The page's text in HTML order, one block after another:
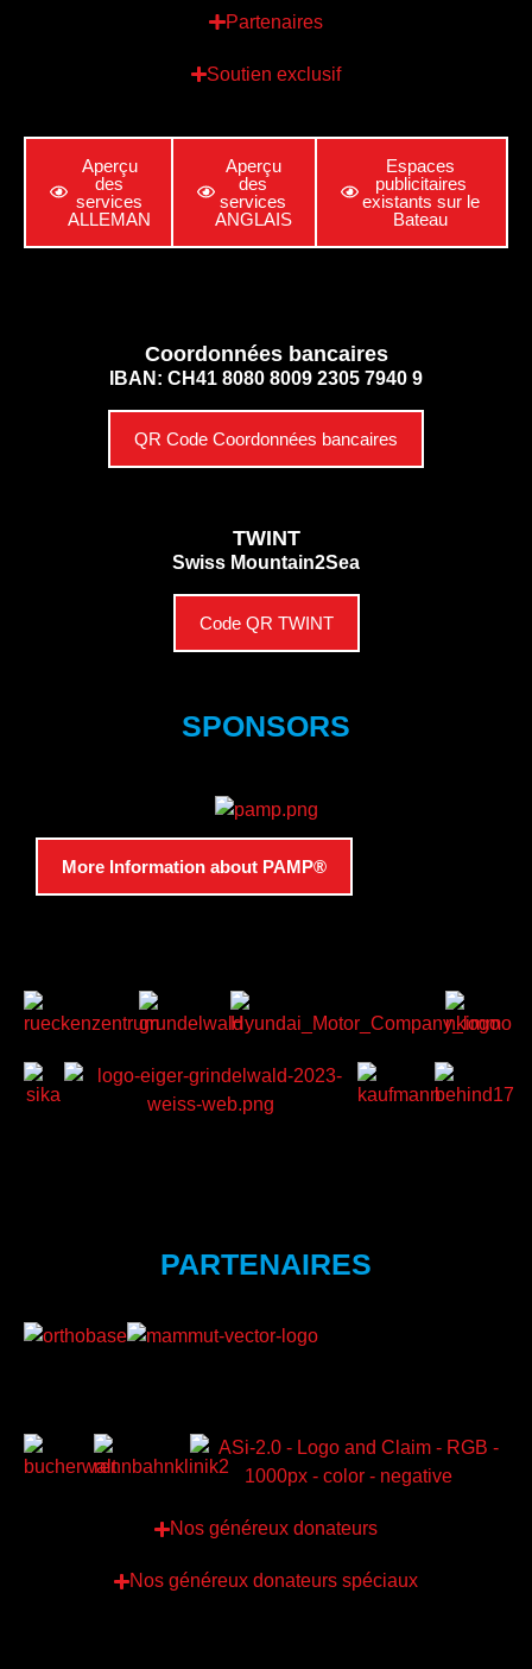
Partenaires
Soutien exclusif
Aperçu
des
services
ALLEMAN
Aperçu
des
services
ANGLAIS
Espaces
publicitaires
existants sur le
Bateau
Coordonnées bancaires
IBAN: CH41 8080 8009 2305 7940 9
QR Code Coordonnées bancaires
TWINT
Swiss Mountain2Sea
Code QR TWINT
SPONSORS
More Information about PAMP®
PARTENAIRES
Nos généreux donateurs
Nos généreux donateurs spéciaux